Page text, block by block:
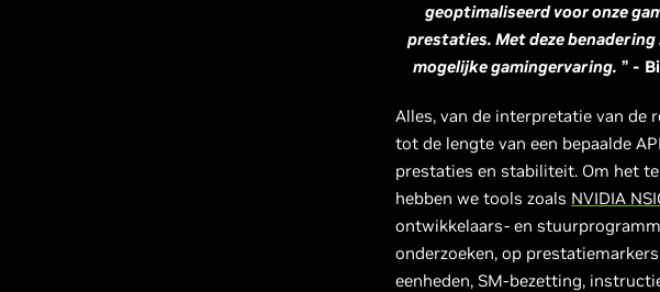
geoptimaliseerd voor onze
prestaties. Met deze benadering
mogelijke gamingervaring. ” -
Alles, van de interpretatie van de
tot de lengte van een bepaalde
prestaties en stabiliteit. Om het
hebben we tools zoals NVIDIA
ontwikkelaars- en
onderzoeken, op
eenheden, SM-bezetting,